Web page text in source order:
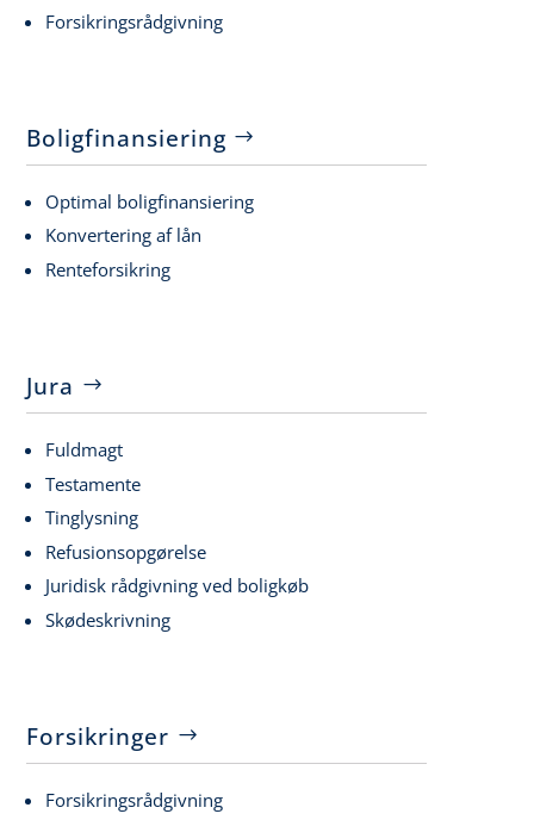
Forsikringsrådgivning
Boligfinansiering
Optimal boligfinansiering
Konvertering af lån
Renteforsikring
Jura
Fuldmagt
Testamente
Tinglysning
Refusionsopgørelse
Juridisk rådgivning ved boligkøb
Skødeskrivning
Forsikringer
Forsikringsrådgivning